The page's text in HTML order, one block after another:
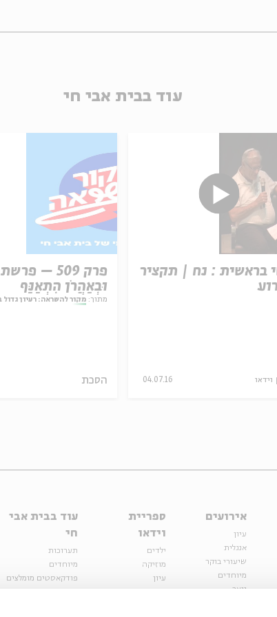
עוד בבית אבי חי
פרק 509 –
וּבְאַהֲרֹן הִתְאַנַּף
מתוך: מקור להשראה: רעיון גדול
הסכת
בראשית : נח | תקציר
וידאו 04.07.16
אירועים
עיון
אנגלית
שיעורי בוקר
מיוחדים
נוער
ספריית
וידאו
ילדים
מוזיקה
עיון
עוד בבית אבי
חי
תערוכות
מיוחדים
פודקאסטים מומלצים